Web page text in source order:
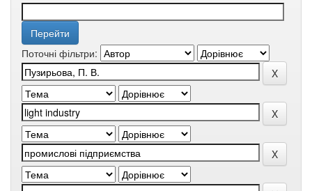
Поточні фільтри: